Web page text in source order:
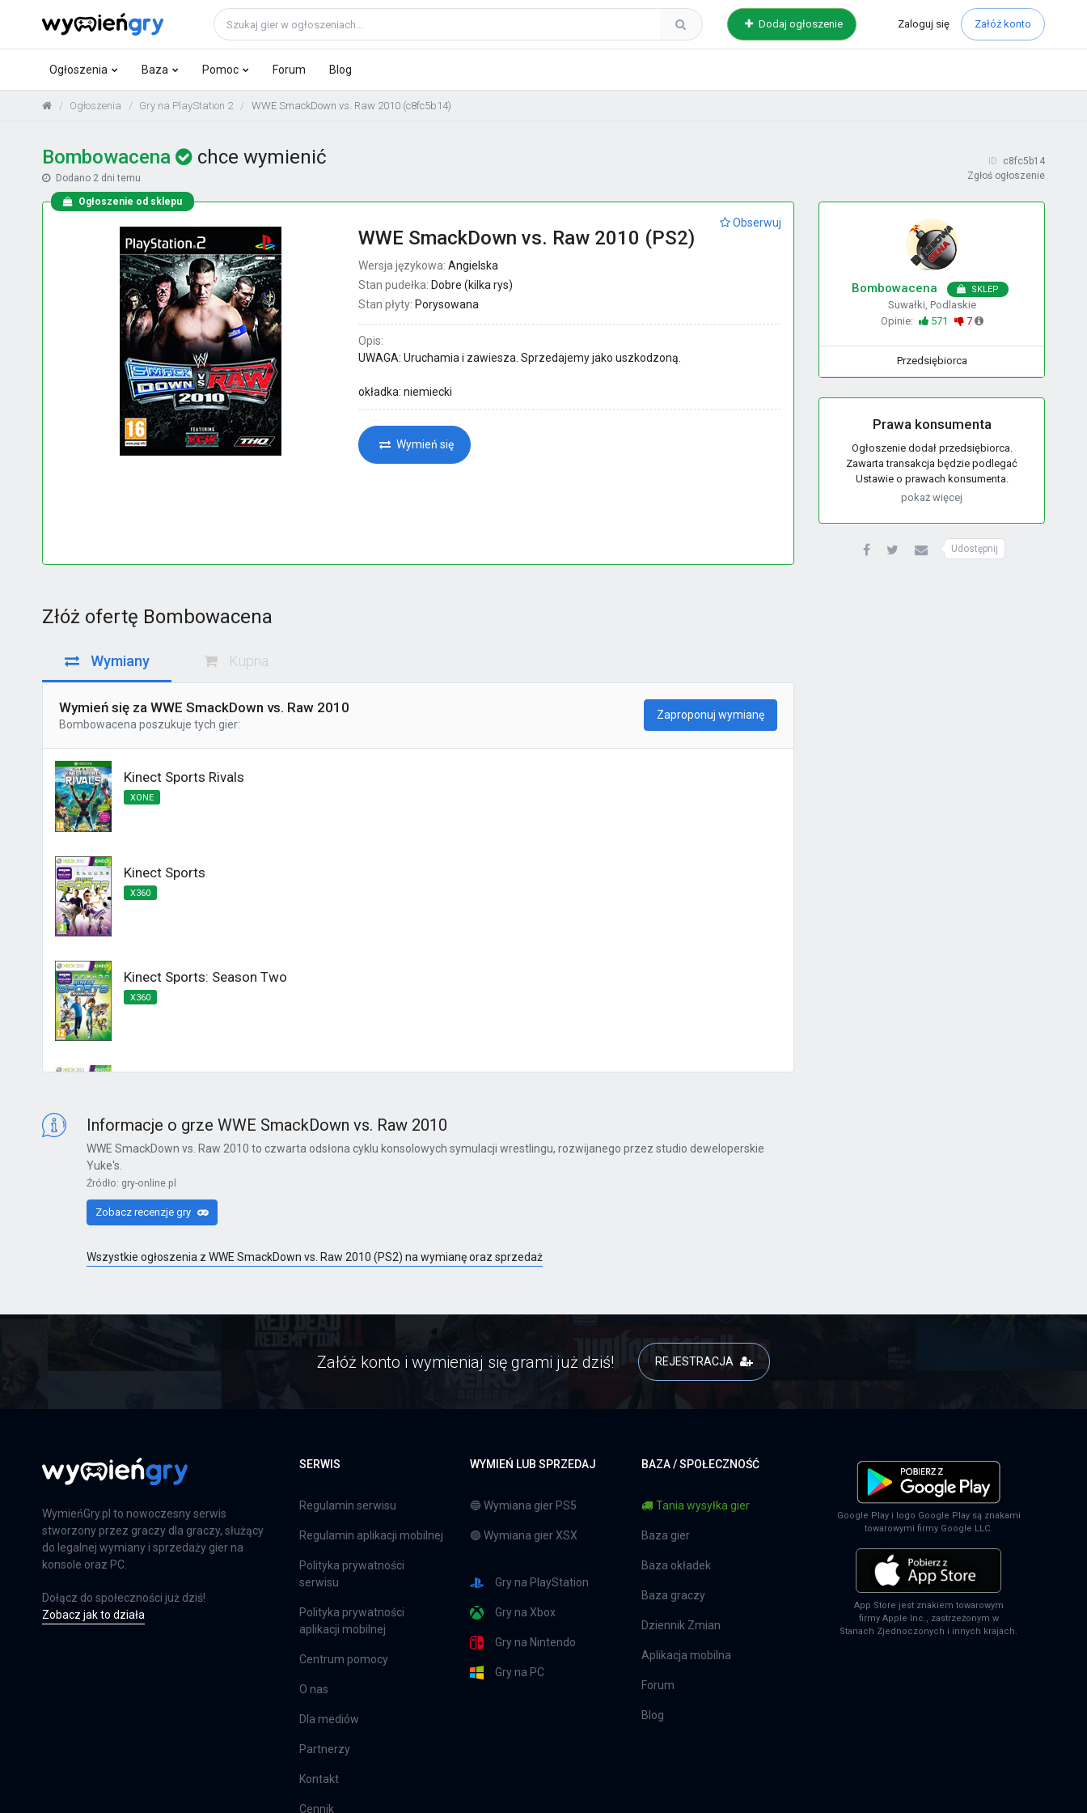
Dodaj ogłoszenie Zaloguj się Załóż konto
Ogłoszenia Baza Pomoc Forum Blog
Ogłoszenia Gry na PlayStation 2 WWE SmackDown vs. Raw 2010 (c8fc5b14)
Bombowacena chce wymienić
Dodano 2 dni temu
ID
c8fc5b14
Zgłoś ogłoszenie
Ogłoszenie od sklepu
Obserwuj
WWE SmackDown vs. Raw 2010 (PS2)
Wersja językowa: Angielska
Stan pudełka: Dobre (kilka rys)
Stan płyty: Porysowana
Opis:
UWAGA: Uruchamia i zawiesza. Sprzedajemy jako uszkodzoną.
okładka: niemiecki
Wymień się
Bombowacena SKLEP
Suwałki, Podlaskie
Opinie:
571 7
Przedsiębiorca
Prawa konsumenta
Ogłoszenie dodał przedsiębiorca.
Zawarta transakcja będzie podlegać
Ustawie o prawach konsumenta.
pokaż więcej
Udostępnij
Złóż ofertę Bombowacena
Wymiany Kupna
Wymień się za WWE SmackDown vs. Raw 2010
Bombowacena poszukuje tych gier:
Zaproponuj wymianę
Kinect Sports Rivals
XONE
Kinect Sports
X360
Kinect Sports: Season Two
X360
Far Cry 6: Yara Edition
Far Cry 6: Limited Edition
Farming Simulator 25
Informacje o grze WWE SmackDown vs. Raw 2010
WWE SmackDown vs. Raw 2010 to czwarta odsłona cyklu konsolowych symulacji wrestlingu, rozwijanego przez studio deweloperskie
Yuke's.
Źródło: gry-online.pl
Zobacz recenzje gry
Wszystkie ogłoszenia z WWE SmackDown vs. Raw 2010 (PS2) na wymianę oraz sprzedaż
Załóż konto i wymieniaj się grami już dziś! REJESTRACJA
WymieńGry.pl to nowoczesny serwis
stworzony przez graczy dla graczy, służący
do legalnej wymiany i sprzedaży gier na
konsole oraz PC.
Dołącz do społeczności już dziś!
Zobacz jak to działa
SERWIS
Regulamin serwisu
Regulamin aplikacji mobilnej
Polityka prywatności
serwisu
Polityka prywatności
aplikacji mobilnej
Centrum pomocy
O nas
Dla mediów
Partnerzy
Kontakt
Cennik
WYMIEŃ LUB SPRZEDAJ
🔵 Wymiana gier PS5
🟢 Wymiana gier XSX
Gry na PlayStation
Gry na Xbox
Gry na Nintendo
Gry na PC
BAZA / SPOŁECZNOŚĆ
Tania wysyłka gier
Baza gier
Baza okładek
Baza graczy
Dziennik Zmian
Aplikacja mobilna
Forum
Blog
Google Play i logo Google Play są znakami
towarowymi firmy Google LLC.
App Store jest znakiem towarowym
firmy Apple Inc., zastrzeżonym w
Stanach Zjednoczonych i innych krajach.